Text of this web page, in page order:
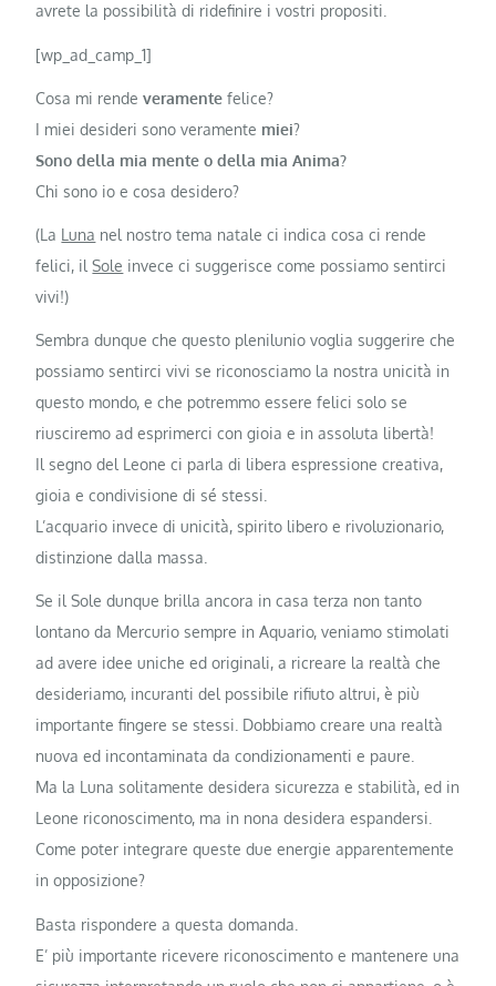
avrete la possibilità di ridefinire i vostri propositi.
[wp_ad_camp_1]
Cosa mi rendeveramente felice?
I miei desideri sono veramente miei?
Sono della mia mente o della mia Anima?
Chi sono io e cosa desidero?
(La Luna nel nostro tema natale ci indica cosa ci rende
felici, ilSole invece ci suggerisce come possiamo sentirci
vivi!)
Sembra dunque che questo plenilunio voglia suggerire che
possiamo sentirci vivi se riconosciamo la nostra unicità in
questo mondo, e che potremmo essere felici solo se
riusciremo ad esprimerci con gioia e in assoluta libertà!
Il segno del Leone ci parla di libera espressione creativa,
gioia e condivisione di sé stessi.
L’acquario invece di unicità, spirito libero e rivoluzionario,
distinzione dalla massa.
Se il Sole dunque brilla ancora in casa terza non tanto
lontano da Mercurio sempre in Aquario, veniamo stimolati
ad avere idee uniche ed originali, a ricreare la realtà che
desideriamo, incuranti del possibile rifiuto altrui, è più
importante fingere se stessi. Dobbiamo creare una realtà
nuova ed incontaminata da condizionamenti e paure.
Ma la Luna solitamente desidera sicurezza e stabilità, ed in
Leone riconoscimento, ma in nona desidera espandersi.
Come poter integrare queste due energie apparentemente
in opposizione?
Basta rispondere a questa domanda.
E’ più importante ricevere riconoscimento e mantenere una